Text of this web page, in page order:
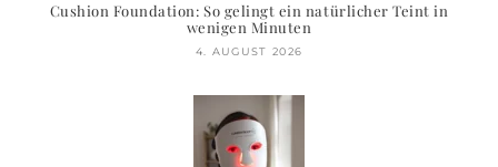
Cushion Foundation: So gelingt ein natürlicher Teint in
wenigen Minuten
4. AUGUST 2026